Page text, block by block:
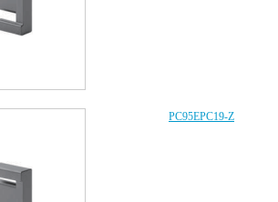
PC95EPC19-Z